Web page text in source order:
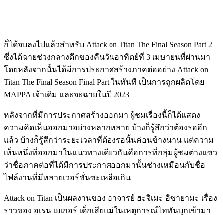
ก็ได้จบลงไปแล้วสำหรับ Attack on Titan The Final Season Part 2
ซึ่งได้ฉายช่วงกลางดึกของคืนวันอาทิตย์ที่ 3 เมษายนที่ผ่านมา
โดยหลังจากนั้นได้มีการประกาศสร้างภาคต่ออย่าง Attack on
Titan The Final Season Final Part ในทันที เป็นการถูกผลิตโดย
MAPPA เจ้าเดิม และจะฉายในปี 2023
หลังจากที่มีการประกาศสร้างออกมา ผู้ชมเรื่องนี้ก็ได้แสดง
ความคิดเห็นออกมาอย่างหลากหลาย บ้างก็รู้สึกว่าต้องรออีก
แล้ว บ้างก็รู้สึกว่าระยะเวลาที่ต้องรอนั้นค่อนข้างนาน แต่ความ
เห็นหนึ่งที่ออกมาในแนวทางเดียวกันคือการที่กลุ่มผู้ชมต่างแซว
ว่าชื่อภาคต่อที่ได้มีการประกาศออกมานั้นช่างเหมือนกับชื่อ
ไฟล์งานที่มีหลายเวอร์ชั่นซะเหลือเกิน
Attack on Titan เป็นผลงานของ อาจารย์ ฮะจิเมะ อิซายามะ เรื่อง
ราวของ อเรน เยเกอร์ เด็กเสียแม่ในเหตุการณ์ไททันบุกเข้ามา